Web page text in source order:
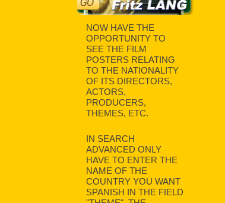
NOW HAVE THE
OPPORTUNITY TO
SEE THE FILM
POSTERS RELATING
TO THE NATIONALITY
OF ITS DIRECTORS,
ACTORS,
PRODUCERS,
THEMES, ETC.
IN SEARCH
ADVANCED ONLY
HAVE TO ENTER THE
NAME OF THE
COUNTRY YOU WANT
SPANISH IN THE FIELD